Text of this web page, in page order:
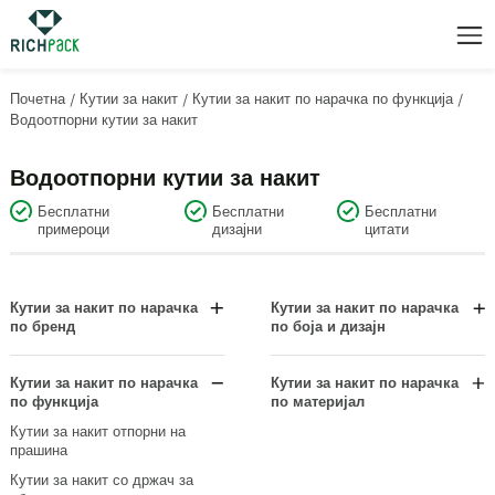
Почетна / Кутии за накит / Кутии за накит по нарачка по функција /
Водоотпорни кутии за накит
Водоотпорни кутии за накит
Бесплатни
примероци
Бесплатни
дизајни
Бесплатни
цитати
Кутии за накит по нарачка
по бренд
Кутии за накит Bvlgari
Картие кутии за накит
Сваровски кутии за накит
Кутии за накит Тифани и Ко
Кутии за накит по нарачка
по боја и дизајн
Црни кутии за накит
Јаглен од сива боја
Dazzle Multi Color
Кутии за накит по нарачка
по функција
Кутии за накит отпорни на
прашина
Кутии за накит со држач за
Кутии за накит по нарачка
по материјал